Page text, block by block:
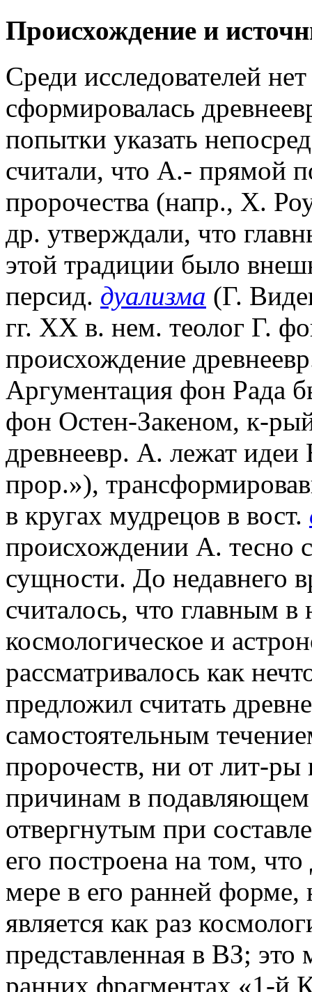
Происхождение и
Среди исследователей
сформировалась
попытки указать
считали, что А.- прямой
пророчества (напр., Х.
др. утверждали, что
этой традиции было
персид. дуализма (Г.
гг. XX в. нем. теолог Г.
происхождение
Аргументация фон Рада
фон Остен-Закеном, к-
древнеевр. А. лежат идеи
прор.»),
в кругах мудрецов в вост.
происхождении А. тесно
сущности. До недавнего
считалось, что главным в
космологическое и
рассматривалось как
предложил считать
самостоятельным
пророчеств, ни от лит-
причинам в подавляющем
отвергнутым при
его построена на том,
мере в его ранней
является как раз
представленная в ВЗ;
ранних фрагментах «1-й